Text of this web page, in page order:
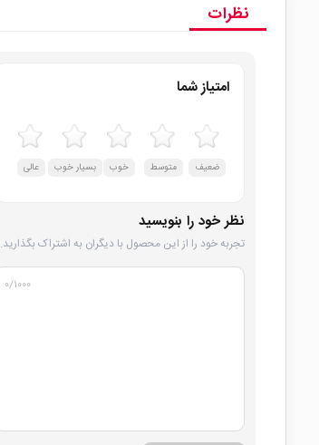
نظرات
امتیاز شما
ضعیف متوسط خوب بسیار خوب عالی
نظر خود را بنویسید
تجربه خود را از این محصول با دیگران به اشتراک بگذارید.
۰/۱۰۰۰